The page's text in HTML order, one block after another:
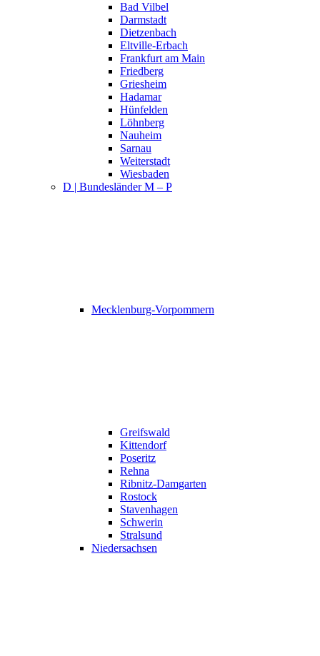
Bad Vilbel
Darmstadt
Dietzenbach
Eltville-Erbach
Frankfurt am Main
Friedberg
Griesheim
Hadamar
Hünfelden
Löhnberg
Nauheim
Sarnau
Weiterstadt
Wiesbaden
D | Bundesländer M – P
Mecklenburg-Vorpommern
Greifswald
Kittendorf
Poseritz
Rehna
Ribnitz-Damgarten
Rostock
Stavenhagen
Schwerin
Stralsund
Niedersachsen